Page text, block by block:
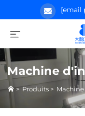
[email
Machine
> Produits >